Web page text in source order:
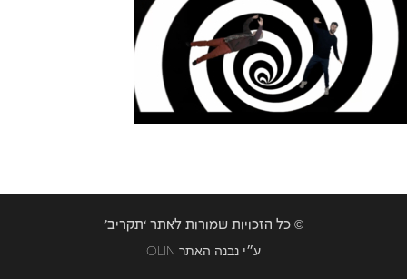
© כל הזכויות שמורות לאתר ‘תקריב’
OLIN ע״י נבנה האתר